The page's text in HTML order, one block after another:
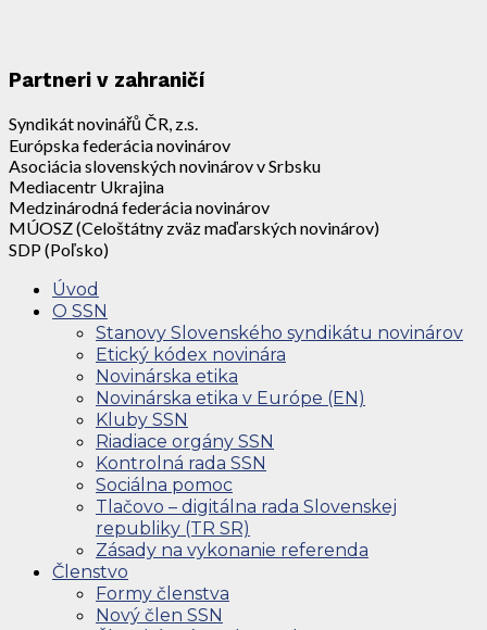
Partneri v zahraničí
Syndikát novinářů ČR, z.s.
Európska federácia novinárov
Asociácia slovenských novinárov v Srbsku
Mediacentr Ukrajina
Medzinárodná federácia novinárov
MÚOSZ (Celoštátny zväz maďarských novinárov)
SDP (Poľsko)
Úvod
O SSN
Stanovy Slovenského syndikátu novinárov
Etický kódex novinára
Novinárska etika
Novinárska etika v Európe (EN)
Kluby SSN
Riadiace orgány SSN
Kontrolná rada SSN
Sociálna pomoc
Tlačovo – digitálna rada Slovenskej
republiky (TR SR)
Zásady na vykonanie referenda
Členstvo
Formy členstva
Nový člen SSN